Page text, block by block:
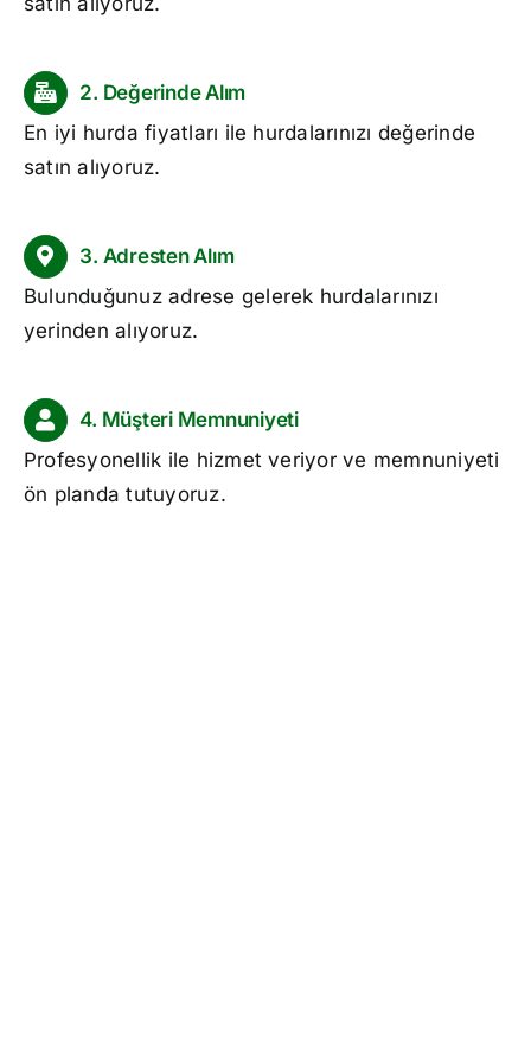
2. Değerinde Alım
En iyi hurda fiyatları ile hurdalarınızı değerinde
satın alıyoruz.
3. Adresten Alım
Bulunduğunuz adrese gelerek hurdalarınızı
yerinden alıyoruz.
4. Müşteri Memnuniyeti
Profesyonellik ile hizmet veriyor ve memnuniyeti
ön planda tutuyoruz.